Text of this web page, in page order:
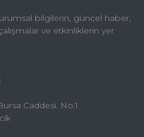
bilgilerin, güncel haber,
ve etkinliklerin yer
Caddesi. No:1